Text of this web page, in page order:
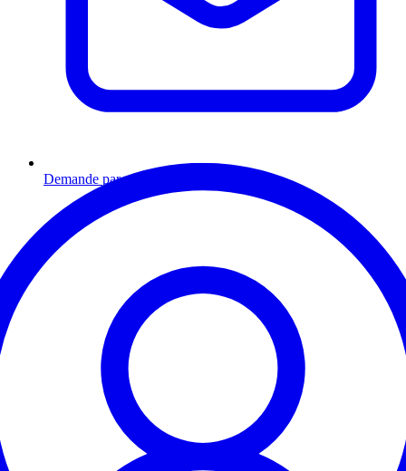
Demande par email